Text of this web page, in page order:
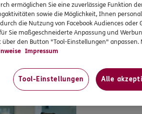
Jetzt
ermöglichen Sie eine zuverlässige Funktion
sowie die Möglichkeit, Ihnen
die Nutzung von Facebook Audiences oder
Sie maßgeschneiderte Anpassung und
den Button "Tool-Einstellungen" anpassen.
Impressum
Tool-Einstellungen Alle